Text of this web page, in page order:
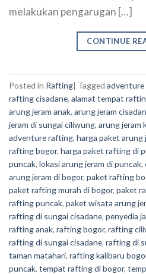
melakukan pengarugan […]
CONTINUE
Posted in Rafting| Tagged
rafting cisadane, alamat tempat
arung jeram anak, arung jeram
jeram di sungai ciliwung, arung jeram
adventure rafting, harga paket arung
rafting bogor, harga paket rafting di
puncak, lokasi arung jeram di puncak,
arung jeram di bogor, paket rafting
paket rafting murah di bogor, paket
rafting puncak, paket wisata arung
rafting di sungai cisadane, penyedia
rafting anak, rafting bogor, rafting
rafting di sungai cisadane, rafting di
taman matahari, rafting kalibaru
puncak, tempat rafting di bogor,